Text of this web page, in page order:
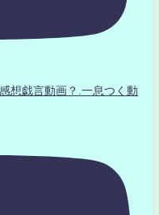
戯言動画？.一息つく動